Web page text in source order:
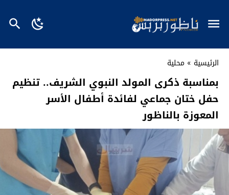
الرئيسية » محلية
بمناسبة ذكرى المولد النبوي الشريف.. تنظيم
حفل ختان جماعي لفائدة أطفال الأسر
المعوزة بالناظور